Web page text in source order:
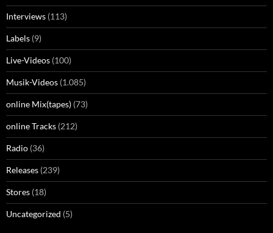
Interviews (113)
Labels (9)
Live-Videos (100)
Musik-Videos (1.085)
online Mix(tapes) (73)
online Tracks (212)
Radio (36)
Releases (239)
Stores (18)
Uncategorized (5)